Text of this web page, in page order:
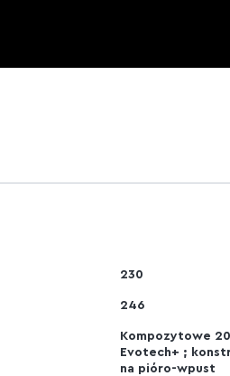
230
246
Kompozytowe
Evotech+ ;
na pióro-wpust